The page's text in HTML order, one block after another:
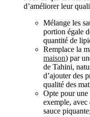
d’améliorer leur
Mélange les
portion égale
quantité de
Remplace la
maison) par
de Tahini,
d’ajouter des
qualité des
Opte pour une
exemple,
sauce